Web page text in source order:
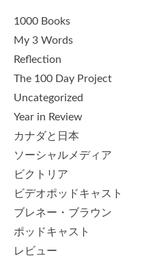
1000 Books
My 3 Words
Reflection
The 100 Day Project
Uncategorized
Year in Review
カナダと日本
ソーシャルメディア
ビクトリア
ビデオポッドキャスト
ブレネー・ブラウン
ポッドキャスト
レビュー